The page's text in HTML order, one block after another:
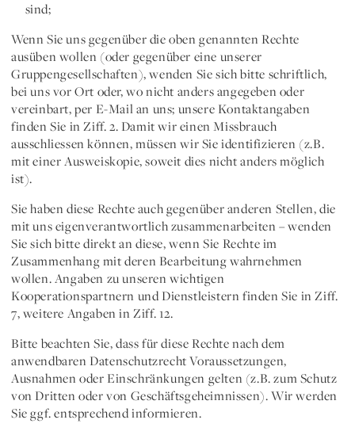
sind;
Wenn Sie uns gegenüber die oben genannten Rechte
ausüben wollen (oder gegenüber eine unserer
Gruppengesellschaften), wenden Sie sich bitte schriftlich,
bei uns vor Ort oder, wo nicht anders angegeben oder
vereinbart, per E-Mail an uns; unsere Kontaktangaben
finden Sie in Ziff. 2. Damit wir einen Missbrauch
ausschliessen können, müssen wir Sie identifizieren (z.B.
mit einer Ausweiskopie, soweit dies nicht anders möglich
ist).
Sie haben diese Rechte auch gegenüber anderen Stellen, die
mit uns eigenverantwortlich zusammenarbeiten – wenden
Sie sich bitte direkt an diese, wenn Sie Rechte im
Zusammenhang mit deren Bearbeitung wahrnehmen
wollen. Angaben zu unseren wichtigen
Kooperationspartnern und Dienstleistern finden Sie in Ziff.
7, weitere Angaben in Ziff. 12.
Bitte beachten Sie, dass für diese Rechte nach dem
anwendbaren Datenschutzrecht Voraussetzungen,
Ausnahmen oder Einschränkungen gelten (z.B. zum Schutz
von Dritten oder von Geschäftsgeheimnissen). Wir werden
Sie ggf. entsprechend informieren.